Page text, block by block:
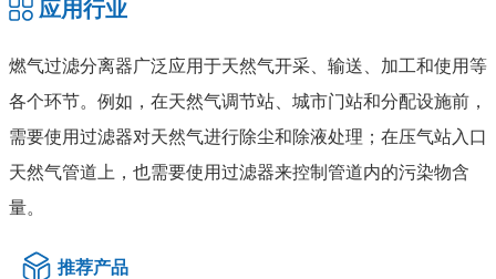
应用行业
燃气过滤分离器广泛应用于天然气开采、输送、加工和使用等
各个环节。例如，在天然气调节站、城市门站和分配设施前，
需要使用过滤器对天然气进行除尘和除液处理；在压气站入口
天然气管道上，也需要使用过滤器来控制管道内的污染物含
量。
推荐产品